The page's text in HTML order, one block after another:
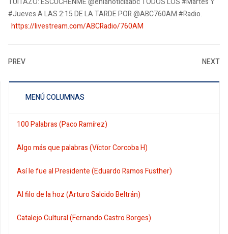
#Jueves A LAS 2:15 DE LA TARDE POR @ABC760AM #Radio.
https://livestream.com/ABCRadio/760AM
PREV NEXT
MENÚ COLUMNAS
100 Palabras (Paco Ramírez)
Algo más que palabras (Víctor Corcoba H)
Así le fue al Presidente (Eduardo Ramos Fusther)
Al filo de la hoz (Arturo Salcido Beltrán)
Catalejo Cultural (Fernando Castro Borges)